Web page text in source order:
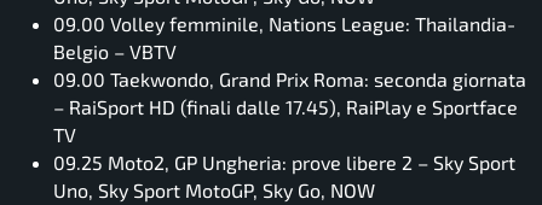
09.00 Volley femminile, Nations League: Thailandia-
Belgio – VBTV
09.00 Taekwondo, Grand Prix Roma: seconda giornata
– RaiSport HD (finali dalle 17.45), RaiPlay e Sportface
TV
09.25 Moto2, GP Ungheria: prove libere 2 – Sky Sport
Uno, Sky Sport MotoGP, Sky Go, NOW